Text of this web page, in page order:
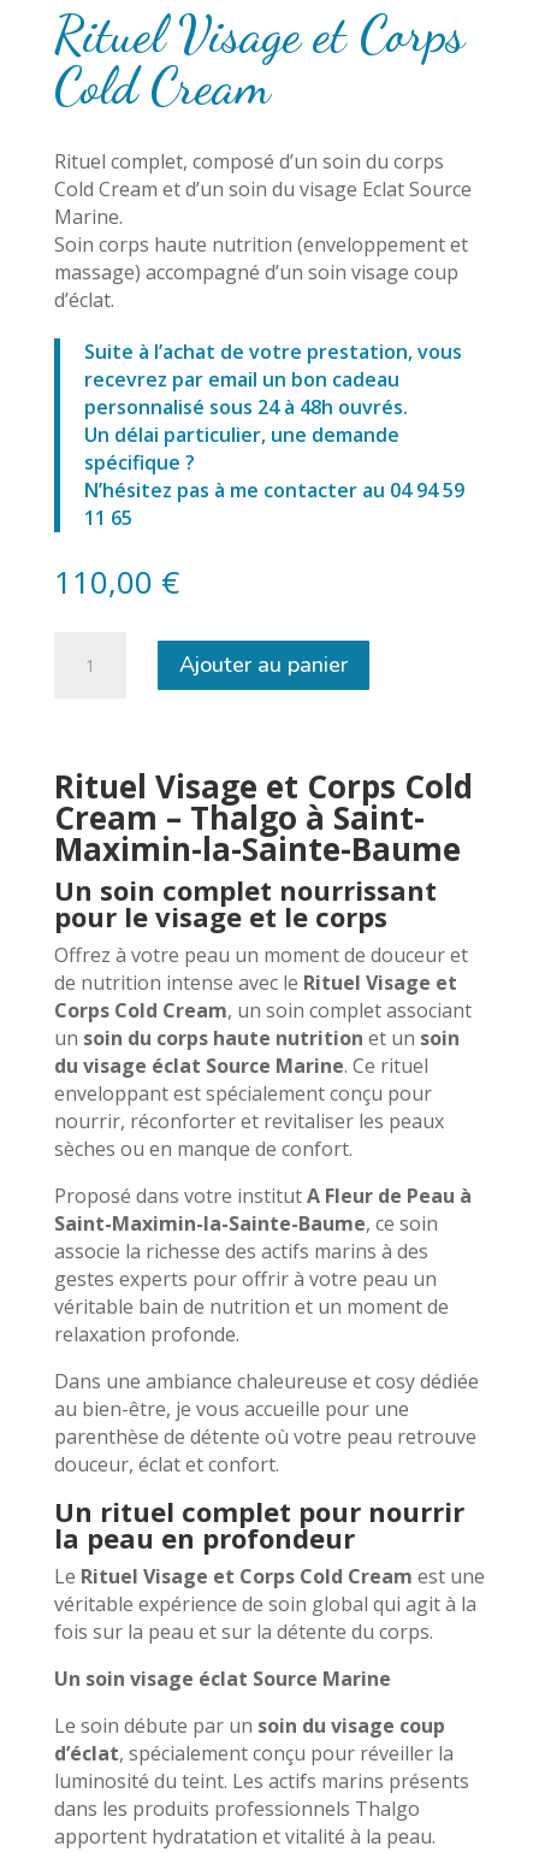
Rituel Visage et Corps
Cold Cream
Rituel complet, composé d’un soin du corps
Cold Cream et d’un soin du visage Eclat Source
Marine.
Soin corps haute nutrition (enveloppement et
massage) accompagné d’un soin visage coup
d’éclat.
Suite à l’achat de votre prestation, vous
recevrez par email un bon cadeau
personnalisé sous 24 à 48h ouvrés.
Un délai particulier, une demande
spécifique ?
N’hésitez pas à me contacter au 04 94 59
11 65
110,00 €
Corps
Cold
Cream
Ajouter au panier
Rituel Visage et Corps Cold
Cream – Thalgo à Saint-
Maximin-la-Sainte-Baume
Un soin complet nourrissant
pour le visage et le corps
Offrez à votre peau un moment de douceur et
de nutrition intense avec le Rituel Visage et
Corps Cold Cream, un soin complet associant
un soin du corps haute nutrition et un soin
du visage éclat Source Marine. Ce rituel
enveloppant est spécialement conçu pour
nourrir, réconforter et revitaliser les peaux
sèches ou en manque de confort.
Proposé dans votre institutA Fleur de Peau à
Saint-Maximin-la-Sainte-Baume, ce soin
associe la richesse des actifs marins à des
gestes experts pour offrir à votre peau un
véritable bain de nutrition et un moment de
relaxation profonde.
Dans une ambiance chaleureuse et cosy dédiée
au bien-être, je vous accueille pour une
parenthèse de détente où votre peau retrouve
douceur, éclat et confort.
Un rituel complet pour nourrir
la peau en profondeur
Le Rituel Visage et Corps Cold Cream est une
véritable expérience de soin global qui agit à la
fois sur la peau et sur la détente du corps.
Un soin visage éclat Source Marine
Le soin débute par un soin du visage coup
d’éclat, spécialement conçu pour réveiller la
luminosité du teint. Les actifs marins présents
dans les produits professionnels Thalgo
apportent hydratation et vitalité à la peau.